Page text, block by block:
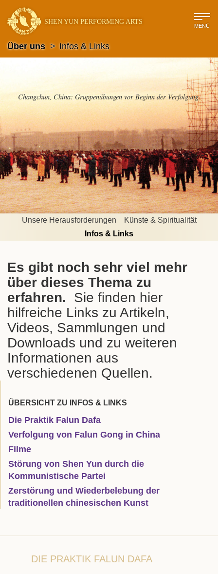
SHEN YUN PERFORMING ARTS MENÜ
Über uns > Infos & Links
Changchun, China: Gruppenübungen vor Beginn der Verfolgung.
Unsere Herausforderungen
Künste & Spiritualität
Infos & Links
Es gibt noch sehr viel mehr
über dieses Thema zu
erfahren. Sie finden hier
hilfreiche Links zu Artikeln,
Videos, Sammlungen und
Downloads und zu weiteren
Informationen aus
verschiedenen Quellen.
ÜBERSICHT ZU INFOS & LINKS
Die Praktik Falun Dafa
Verfolgung von Falun Gong in China
Filme
Störung von Shen Yun durch die
Kommunistische Partei
Zerstörung und Wiederbelebung der
traditionellen chinesischen Kunst
DIE PRAKTIK FALUN DAFA